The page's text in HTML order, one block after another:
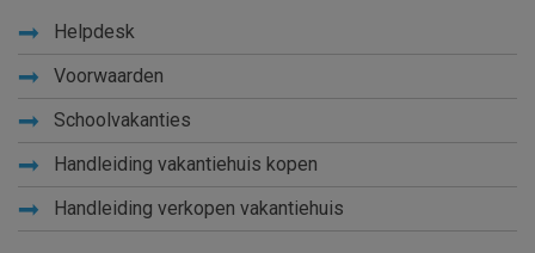
Helpdesk
Voorwaarden
Schoolvakanties
Handleiding vakantiehuis kopen
Handleiding verkopen vakantiehuis